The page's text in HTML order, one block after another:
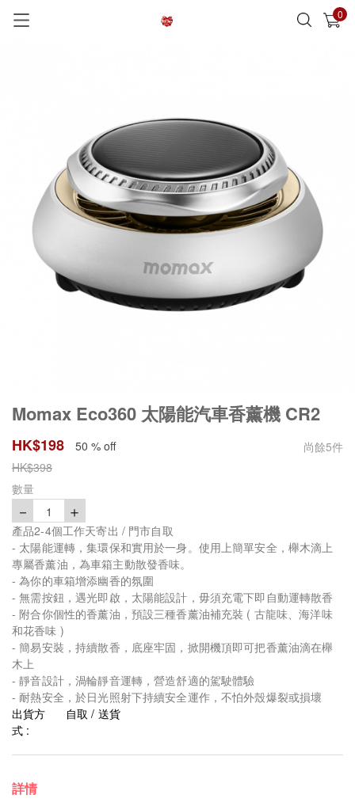
0
已加入購物車 查看
Momax Eco360 太陽能汽車香薰機 CR2
HK$198 50 % off 尚餘5件
HK$398
數量
－ 1 ＋
產品2-4個工作天寄出 / 門市自取
- 太陽能運轉，集環保和實用於一身。使用上簡單安全，櫸木滴上
專屬香薰油，為車箱主動散發香味。
- 為你的車箱增添幽香的氛圍
- 無需按鈕，遇光即啟，太陽能設計，毋須充電下即自動運轉散香
- 附合你個性的香薰油，預設三種香薰油補充裝 ( 古龍味、海洋味
和花香味 )
- 簡易安裝，持續散香，底座牢固，掀開機頂即可把香薰油滴在櫸
木上
- 靜音設計，渦輪靜音運轉，營造舒適的駕駛體驗
- 耐熱安全，於日光照射下持續安全運作，不怕外殼爆裂或損壞
出貨方
式 :
自取 / 送貨
詳情